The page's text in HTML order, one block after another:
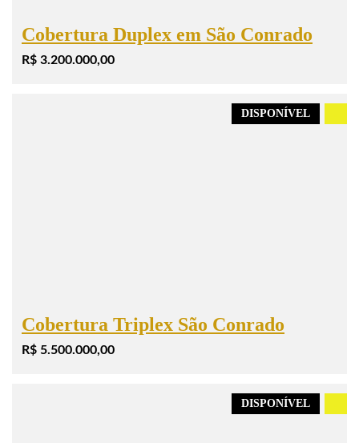
Cobertura Duplex em São Conrado
R$ 3.200.000,00
DISPONÍVEL
Cobertura Triplex São Conrado
R$ 5.500.000,00
DISPONÍVEL